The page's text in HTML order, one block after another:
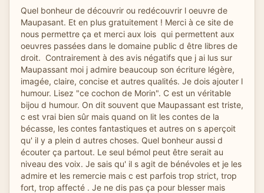
Quel bonheur de découvrir ou redécouvrir l oeuvre de
Maupasant. Et en plus gratuitement ! Merci à ce site de
nous permettre ça et merci aux lois qui permettent aux
oeuvres passées dans le domaine public d être libres de
droit. Contrairement à des avis négatifs que j ai lus sur
Maupassant moi j admire beaucoup son écriture légère,
imagée, claire, concise et autres qualités. Je dois ajouter l
humour. Lisez "ce cochon de Morin". C est un véritable
bijou d humour. On dit souvent que Maupassant est triste,
c est vrai bien sûr mais quand on lit les contes de la
bécasse, les contes fantastiques et autres on s aperçoit
qu' il y a plein d autres choses. Quel bonheur aussi d
écouter ça partout. Le seul bémol peut être serait au
niveau des voix. Je sais qu' il s agit de bénévoles et je les
admire et les remercie mais c est parfois trop strict, trop
fort, trop affecté . Je ne dis pas ça pour blesser mais